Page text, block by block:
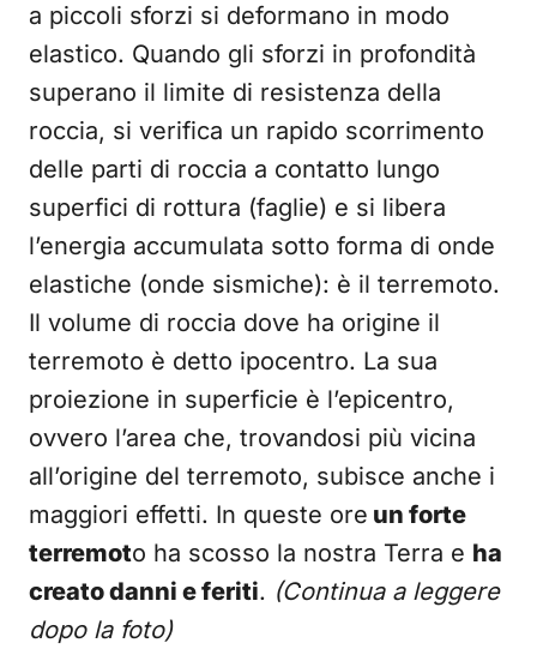
a piccoli sforzi si deformano in modo
elastico. Quando gli sforzi in profondità
superano il limite di resistenza della
roccia, si verifica un rapido scorrimento
delle parti di roccia a contatto lungo
superfici di rottura (faglie) e si libera
l’energia accumulata sotto forma di onde
elastiche (onde sismiche): è il terremoto.
Il volume di roccia dove ha origine il
terremoto è detto ipocentro. La sua
proiezione in superficie è l’epicentro,
ovvero l’area che, trovandosi più vicina
all’origine del terremoto, subisce anche i
maggiori effetti. In queste ore un forte
terremoto ha scosso la nostra Terra e ha
creato danni e feriti. (Continua a leggere
dopo la foto)